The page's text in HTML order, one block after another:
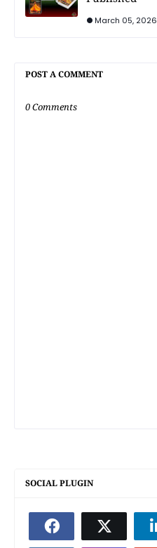
March 05, 2026
POST A COMMENT
0 Comments
SOCIAL PLUGIN